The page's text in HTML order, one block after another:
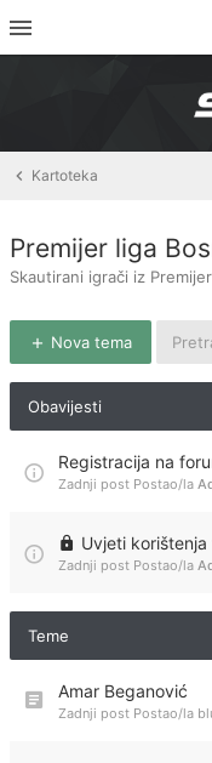
Kartoteka
Premijer liga
Skautirani igrači iz
Nova tema
Obavijesti
Registracija na
Zadnji post Postao/la
Uvjeti korištenja
Zadnji post Postao/la
Teme
Amar Beganović
Zadnji post Postao/la